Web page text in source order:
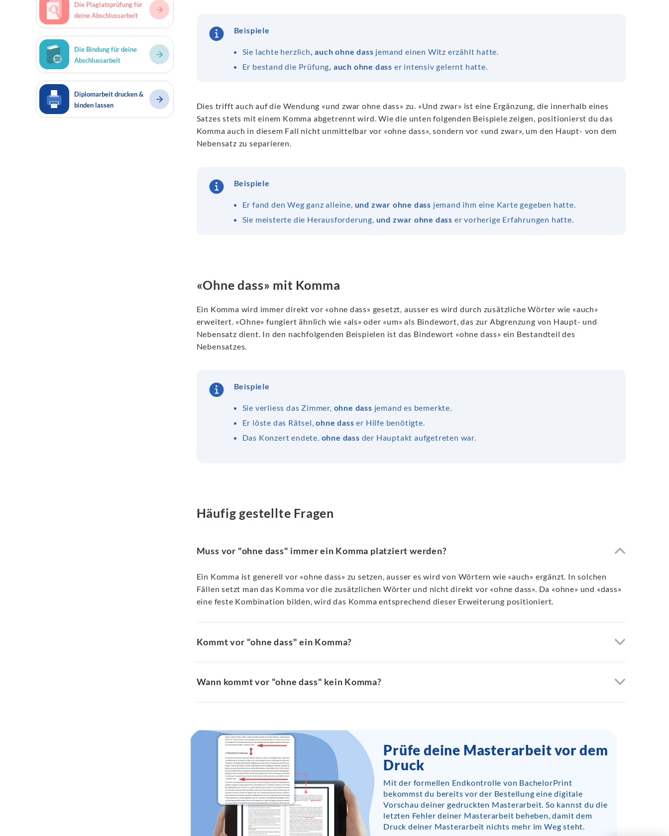
Die Plagiatsprüfung für
deine Abschlussarbeit
Die Bindung für deine
Abschlussarbeit
Diplomarbeit drucken &
binden lassen
Beispiele
Sie lachte herzlich, auch ohne dass jemand einen Witz erzählt hatte.
Er bestand die Prüfung, auch ohne dass er intensiv gelernt hatte.
Dies trifft auch auf die Wendung «und zwar ohne dass» zu. «Und zwar» ist eine Ergänzung, die innerhalb eines
Satzes stets mit einem Komma abgetrennt wird. Wie die unten folgenden Beispiele zeigen, positionierst du das
Komma auch in diesem Fall nicht unmittelbar vor «ohne dass», sondern vor «und zwar», um den Haupt- von dem
Nebensatz zu separieren.
Beispiele
Er fand den Weg ganz alleine, und zwar ohne dass jemand ihm eine Karte gegeben hatte.
Sie meisterte die Herausforderung, und zwar ohne dass er vorherige Erfahrungen hatte.
«Ohne dass» mit Komma
Ein Komma wird immer direkt vor «ohne dass» gesetzt, ausser es wird durch zusätzliche Wörter wie «auch»
erweitert. «Ohne» fungiert ähnlich wie «als» oder «um» als Bindewort, das zur Abgrenzung von Haupt- und
Nebensatz dient. In den nachfolgenden Beispielen ist das Bindewort «ohne dass» ein Bestandteil des
Nebensatzes.
Beispiele
Sie verliess das Zimmer, ohne dass jemand es bemerkte.
Er löste das Rätsel,ohne dass er Hilfe benötigte.
Das Konzert endete, ohne dass der Hauptakt aufgetreten war.
Häufig gestellte Fragen
Muss vor "ohne dass" immer ein Komma platziert werden?
Ein Komma ist generell vor «ohne dass» zu setzen, ausser es wird von Wörtern wie «auch» ergänzt. In solchen
Fällen setzt man das Komma vor die zusätzlichen Wörter und nicht direkt vor «ohne dass». Da «ohne» und «dass»
eine feste Kombination bilden, wird das Komma entsprechend dieser Erweiterung positioniert.
Kommt vor "ohne dass" ein Komma?
Wann kommt vor "ohne dass" kein Komma?
Prüfe deine Masterarbeit vor dem
Druck
Mit der formellen Endkontrolle von BachelorPrint
bekommst du bereits vor der Bestellung eine digitale
Vorschau deiner gedruckten Masterarbeit. So kannst du die
letzten Fehler deiner Masterarbeit beheben, damit dem
Druck deiner Masterarbeit nichts mehr im Weg steht.